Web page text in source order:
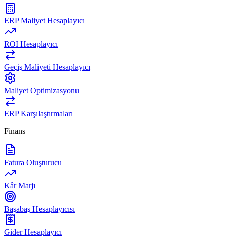
ERP Maliyet Hesaplayıcı
ROI Hesaplayıcı
Geçiş Maliyeti Hesaplayıcı
Maliyet Optimizasyonu
ERP Karşılaştırmaları
Finans
Fatura Oluşturucu
Kâr Marjı
Başabaş Hesaplayıcısı
Gider Hesaplayıcı